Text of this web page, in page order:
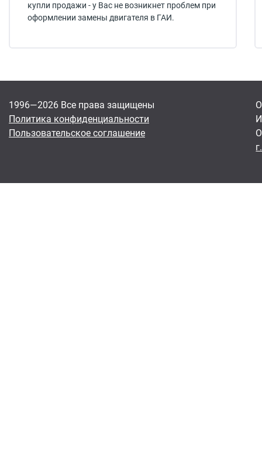
купли продажи - у Вас не возникнет проблем при
оформлении замены двигателя в ГАИ.
1996—2026 Все права защищены
Политика конфиденциальности
Пользовательское соглашение